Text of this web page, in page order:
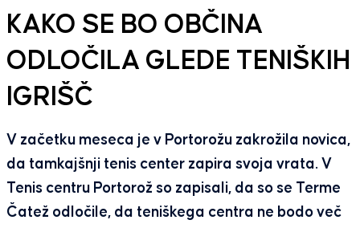
KAKO SE BO OBČINA
ODLOČILA GLEDE TENIŠKIH
IGRIŠČ
V začetku meseca je v Portorožu zakrožila novica,
da tamkajšnji tenis center zapira svoja vrata. V
Tenis centru Portorož so zapisali, da so se Terme
Čatež odločile, da teniškega centra ne bodo več